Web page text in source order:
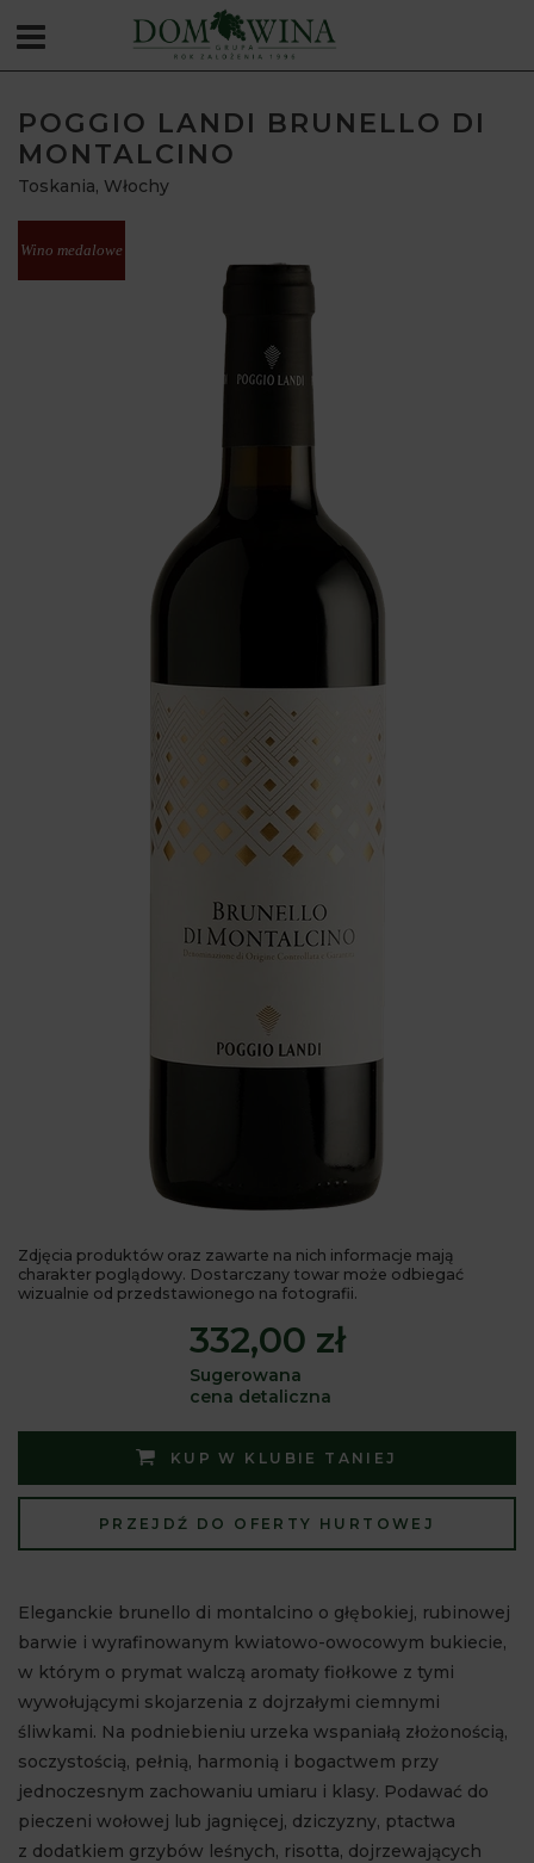
POGGIO LANDI BRUNELLO DI
MONTALCINO
Toskania, Włochy
Wino medalowe
Zdjęcia produktów oraz zawarte na nich informacje mają
charakter poglądowy. Dostarczany towar może odbiegać
wizualnie od przedstawionego na fotografii.
332,00 zł
Sugerowana
cena detaliczna
KUP W KLUBIE TANIEJ
PRZEJDŹ DO OFERTY HURTOWEJ
Eleganckie brunello di montalcino o głębokiej, rubinowej
barwie i wyrafinowanym kwiatowo-owocowym bukiecie,
w którym o prymat walczą aromaty fiołkowe z tymi
wywołującymi skojarzenia z dojrzałymi ciemnymi
śliwkami. Na podniebieniu urzeka wspaniałą złożonością,
soczystością, pełnią, harmonią i bogactwem przy
jednoczesnym zachowaniu umiaru i klasy. Podawać do
pieczeni wołowej lub jagnięcej, dziczyzny, ptactwa
z dodatkiem grzybów leśnych, risotta, dojrzewających